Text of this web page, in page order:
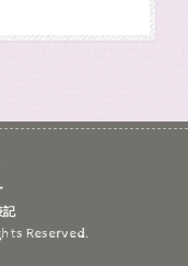
記
Reserved.